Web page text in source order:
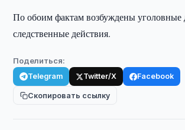
По обоим фактам возбуждены уголовные
следственные действия.
Поделиться:
Telegram Twitter/X Facebook
Скопировать ссылку